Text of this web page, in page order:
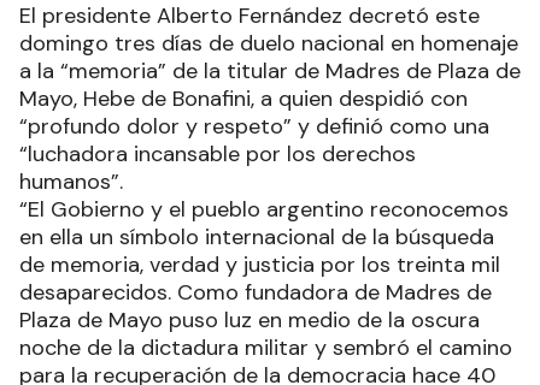
El presidente Alberto Fernández decretó este
domingo tres días de duelo nacional en homenaje
a la “memoria” de la titular de Madres de Plaza de
Mayo, Hebe de Bonafini, a quien despidió con
“profundo dolor y respeto” y definió como una
“luchadora incansable por los derechos
humanos”.
“El Gobierno y el pueblo argentino reconocemos
en ella un símbolo internacional de la búsqueda
de memoria, verdad y justicia por los treinta mil
desaparecidos. Como fundadora de Madres de
Plaza de Mayo puso luz en medio de la oscura
noche de la dictadura militar y sembró el camino
para la recuperación de la democracia hace 40